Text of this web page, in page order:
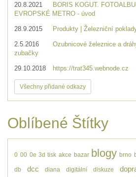
20.8.2021
BORIS KOGUT.
EVROPSKÉ METRO - úvod
28.9.2015 Produkty | Železniční
2.5.2016
Ozubnicové železnice a
zubačky
29.10.2018 https://trat345.webnode.cz
Všechny přidané odkazy
Oblíbené Štítky
0 00 0e 3d tisk akce bazar blogy brno
db dcc diana digitální diskuze